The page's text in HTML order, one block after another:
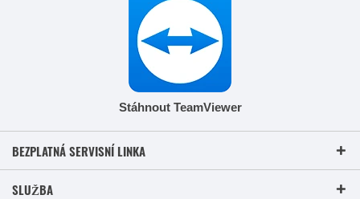
Stáhnout TeamViewer
BEZPLATNÁ SERVISNÍ LINKA
SLUŽBA